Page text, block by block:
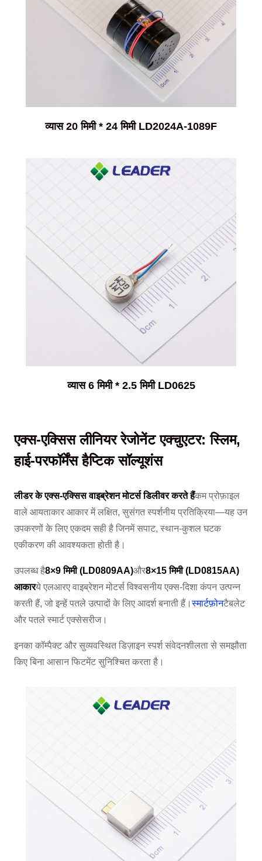
व्यास 20 मिमी * 24 मिमी LD2024A-1089F
व्यास 6 मिमी * 2.5 मिमी LD0625
एक्स-एक्सिस लीनियर रेजोनेंट एक्चुएटर: स्लिम,
हाई-परफॉर्मेंस हैप्टिक सॉल्यूशंस
लीडर के एक्स-एक्सिस वाइब्रेशन मोटर्स डिलीवर करते हैंकम प्रोफ़ाइल
वाले आयताकार आकार में लक्षित, सुसंगत स्पर्शनीय प्रतिक्रिया—यह उन
उपकरणों के लिए एकदम सही है जिनमें सपाट, स्थान-कुशल घटक
एकीकरण की आवश्यकता होती है।
उपलब्ध है8×9 मिमी (LD0809AA)और8×15 मिमी (LD0815AA)
आकारये एलआरए वाइब्रेशन मोटर्स विश्वसनीय एक्स-दिशा कंपन उत्पन्न
करती हैं, जो इन्हें पतले उत्पादों के लिए आदर्श बनाती हैं।स्मार्टफ़ोनटैबलेट
और पतले स्मार्ट एक्सेसरीज।
इनका कॉम्पैक्ट और सुव्यवस्थित डिज़ाइन स्पर्श संवेदनशीलता से समझौता
किए बिना आसान फिटमेंट सुनिश्चित करता है।